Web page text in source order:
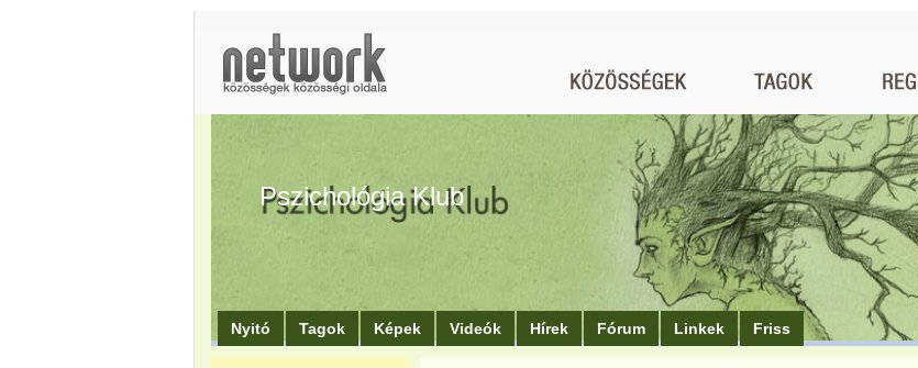
Pszichológia Klub
Nyitó Tagok Képek Videók Hírek Fórum Linkek Friss